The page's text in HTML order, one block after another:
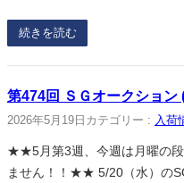
続きを読む
第474回 ＳＧオークション
2026年5月19日 カテゴリー : 入荷
★★5月第3週、今週は月曜の段
ません！！★★ 5/20（水）の